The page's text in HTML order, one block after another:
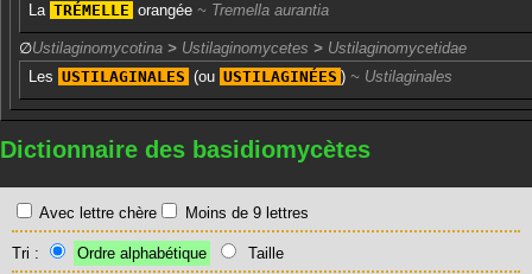
La TRÉMELLE orangée Tremella aurantia
∅Ustilaginomycotina > Ustilaginomycetes > Ustilaginomycetidae
Les USTILAGINALES (ou USTILAGINÉES ) Ustilaginales
Dictionnaire des basidiomycètes
Avec lettre chère Moins de 9 lettres
Tri : Ordre alphabétique Taille